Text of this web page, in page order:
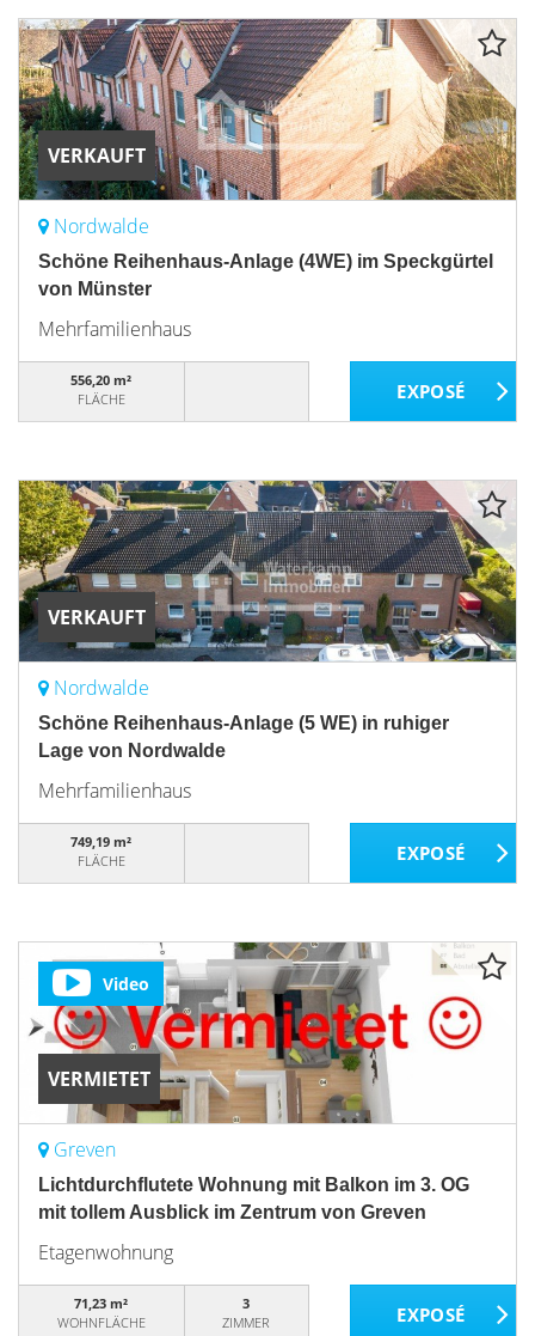
VERKAUFT
Nordwalde
Schöne Reihenhaus-Anlage (4WE) im Speckgürtel
von Münster
Mehrfamilienhaus
556,20 m²
FLÄCHE
VERKAUFT
Nordwalde
Schöne Reihenhaus-Anlage (5 WE) in ruhiger
Lage von Nordwalde
Mehrfamilienhaus
749,19 m²
FLÄCHE
VERMIETET
Video
Greven
Lichtdurchflutete Wohnung mit Balkon im 3. OG
mit tollem Ausblick im Zentrum von Greven
Etagenwohnung
71,23 m²
WOHNFLÄCHE
3
ZIMMER